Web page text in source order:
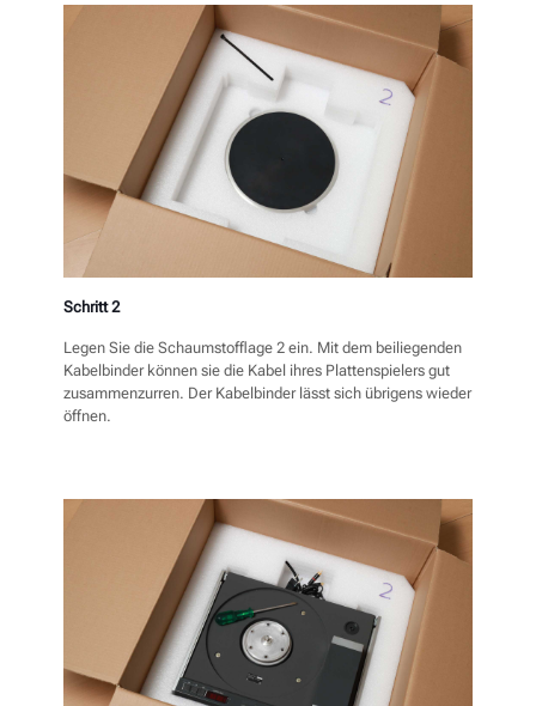
Schritt 2
Legen Sie die Schaumstofflage 2 ein. Mit dem beiliegenden
Kabelbinder können sie die Kabel ihres Plattenspielers gut
zusammenzurren. Der Kabelbinder lässt sich übrigens wieder
öffnen.